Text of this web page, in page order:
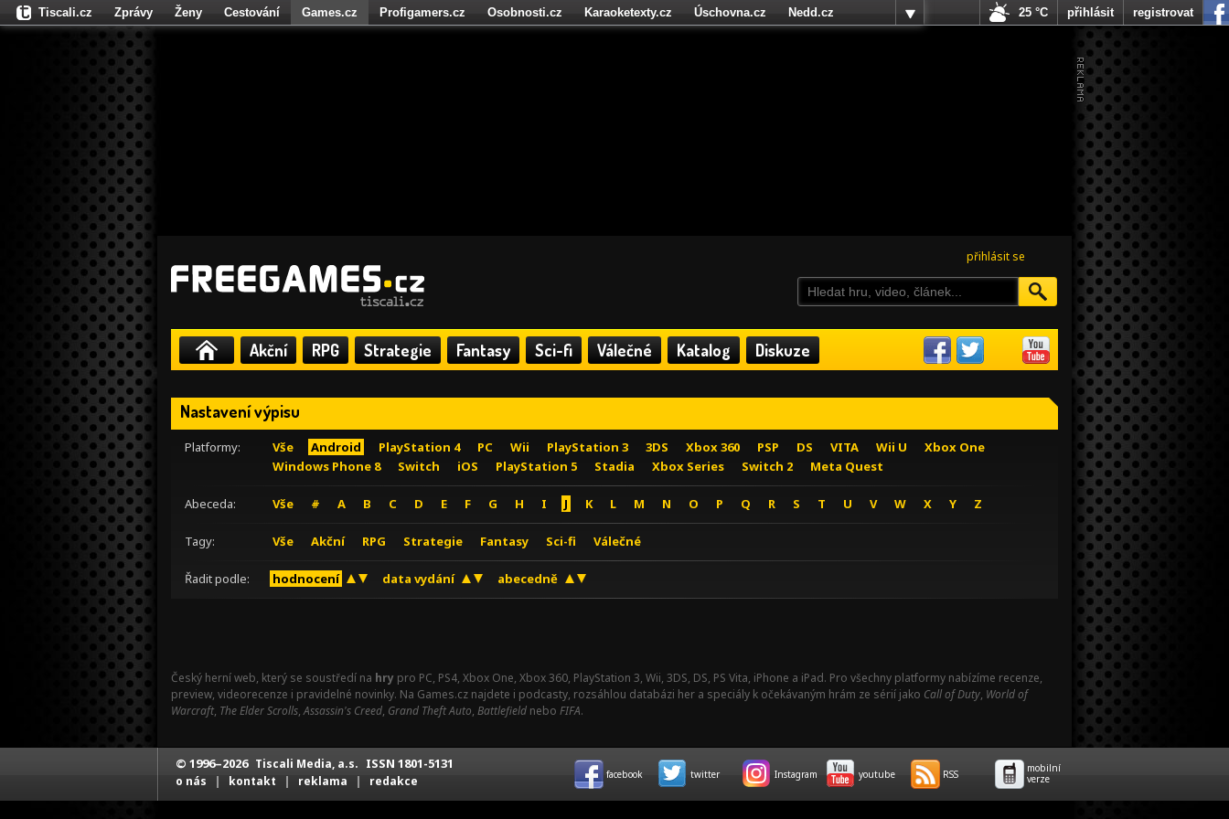
přihlásit se
Akční RPG Strategie Fantasy Sci-fi Válečné Katalog Diskuze
Nastavení výpisu
Platformy: Vše Android PlayStation 4 PC Wii PlayStation 3 3DS Xbox 360 PSP DS VITA Wii U
Xbox One
Windows Phone 8
Switch iOS PlayStation 5 Stadia Xbox Series Switch 2 Meta Quest
Abeceda: Vše # A B C D E F G H I J K L M N O P Q R S T U V W X Y Z
Tagy: Vše Akční RPG Strategie Fantasy Sci-fi Válečné
Řadit podle: hodnocení data vydání abecedně
Český herní web, který se soustředí na hry pro PC, PS4, Xbox One, Xbox 360, PlayStation 3, Wii, 3DS, DS, PS Vita, iPhone a iPad. Pro všechny platformy nabízíme recenze,
preview, videorecenze i pravidelné novinky. Na Games.cz najdete i podcasty, rozsáhlou databázi her a speciály k očekávaným hrám ze sérií jako Call of Duty, World of
Warcraft, The Elder Scrolls,Assassin's Creed, Grand Theft Auto, Battlefield nebo FIFA.
Tiscali.cz Zprávy Ženy Cestování Games.cz Profigamers.cz Osobnosti.cz Karaoketexty.cz Úschovna.cz
Nedd.cz
Fights.cz
25 °C přihlásit registrovat
© 1996–2026 Tiscali Media, a.s. ISSN 1801-5131
o nás | kontakt | reklama | redakce facebook twitter Instagram youtube RSS
mobilní
verze